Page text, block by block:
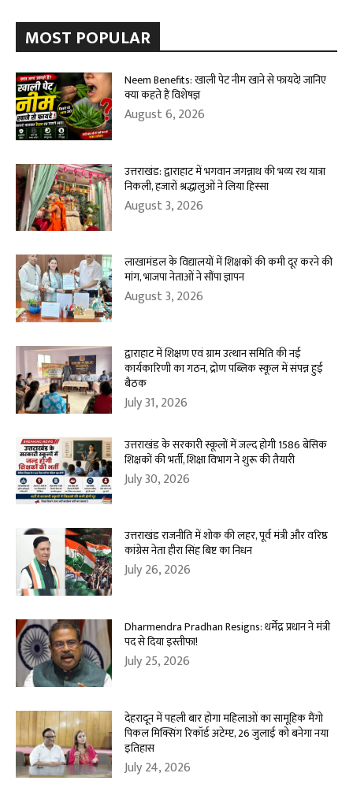
MOST POPULAR
Neem Benefits: खाली पेट नीम खाने से फायदे! जानिए
क्या कहते हैं विशेषज्ञ
August 6, 2026
उत्तराखंड: द्वाराहाट में भगवान जगन्नाथ की भव्य रथ यात्रा
निकली, हजारों श्रद्धालुओं ने लिया हिस्सा
August 3, 2026
लाखामंडल के विद्यालयों में शिक्षकों की कमी दूर करने की
मांग, भाजपा नेताओं ने सौंपा ज्ञापन
August 3, 2026
द्वाराहाट में शिक्षण एवं ग्राम उत्थान समिति की नई
कार्यकारिणी का गठन, द्रोण पब्लिक स्कूल में संपन्न हुई
बैठक
July 31, 2026
उत्तराखंड के सरकारी स्कूलों में जल्द होगी 1586 बेसिक
शिक्षकों की भर्ती, शिक्षा विभाग ने शुरू की तैयारी
July 30, 2026
उत्तराखंड राजनीति में शोक की लहर, पूर्व मंत्री और वरिष्ठ
कांग्रेस नेता हीरा सिंह बिष्ट का निधन
July 26, 2026
Dharmendra Pradhan Resigns: धर्मेंद्र प्रधान ने मंत्री
पद से दिया इस्तीफा!
July 25, 2026
देहरादून में पहली बार होगा महिलाओं का सामूहिक मैंगो
पिकल मिक्सिंग रिकॉर्ड अटेम्प्ट, 26 जुलाई को बनेगा नया
इतिहास
July 24, 2026